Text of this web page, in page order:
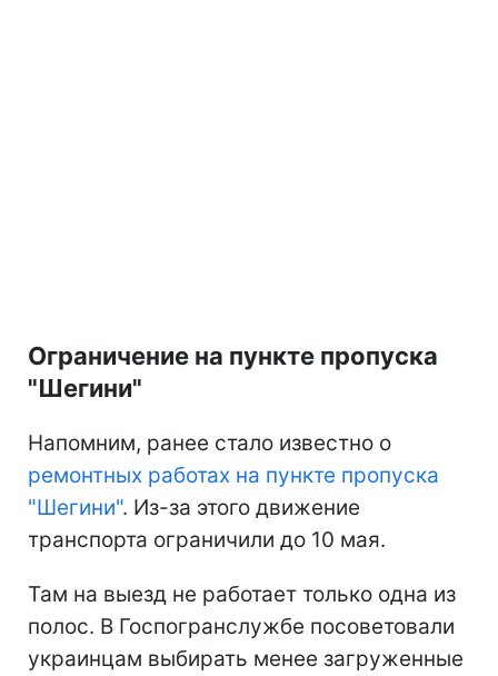
Ограничение на пункте пропуска
"Шегини"
Напомним, ранее стало известно о
ремонтных работах на пункте пропуска
"Шегини". Из-за этого движение
транспорта ограничили до 10 мая.
Там на выезд не работает только одна из
полос. В Госпогранслужбе посоветовали
украинцам выбирать менее загруженные